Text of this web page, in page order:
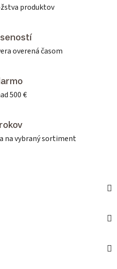
produktov
overená časom
500 €
na vybraný sortiment